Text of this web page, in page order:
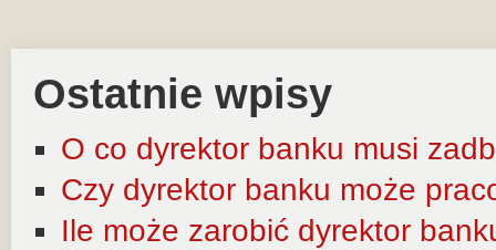
Ostatnie wpisy
O co dyrektor banku musi
Czy dyrektor banku może
Ile może zarobić dyrektor